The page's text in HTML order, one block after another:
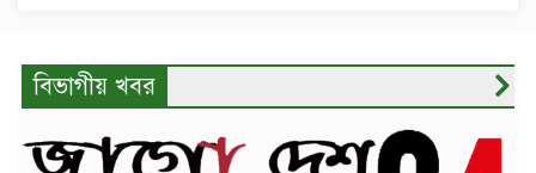
বিভাগীয় খবর